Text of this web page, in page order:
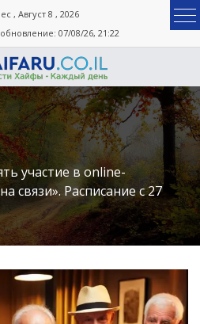
, Август 8 , 2026
07/08/26, 21:22
участие в online-
связи». Расписание с 27